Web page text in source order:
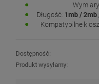
Długość: 1mb / 2mb
Kompatybilne
Dostępność:
Produkt wysyłamy: